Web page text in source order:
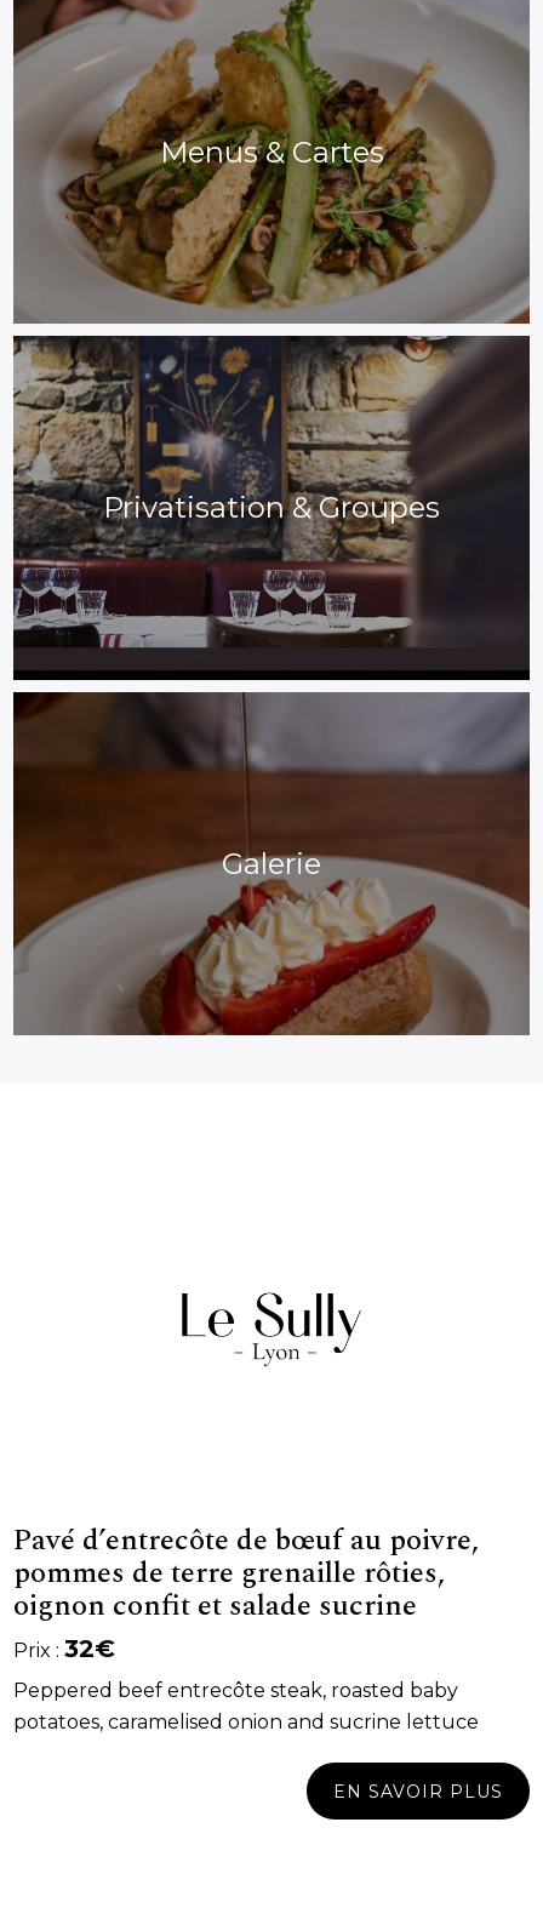
Menus & Cartes
Privatisation & Groupes
Galerie
Pavé d’entrecôte de bœuf au poivre,
pommes de terre grenaille rôties,
oignon confit et salade sucrine
Prix :32€
Peppered beef entrecôte steak, roasted baby
potatoes, caramelised onion and sucrine lettuce
EN SAVOIR PLUS